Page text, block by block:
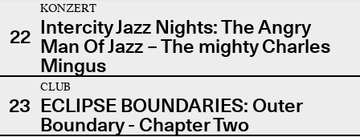
22
KONZERT
Intercity Jazz Nights: The Angry
Man Of Jazz – The mighty Charles
Mingus
23
CLUB
ECLIPSE BOUNDARIES: Outer
Boundary - Chapter Two